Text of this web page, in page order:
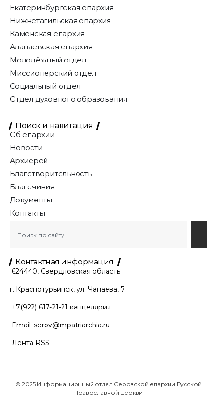
Екатеринбургская епархия
Нижнетагильская епархия
Каменская епархия
Алапаевская епархия
Молодёжный отдел
Миссионерский отдел
Социальный отдел
Отдел духовного образования
Поиск и навигация
Об епархии
Новости
Архиерей
Благотворительность
Благочиния
Документы
Контакты
Контактная информация
624440, Свердловская область
г. Краснотурьинск, ул. Чапаева, 7
+7(922) 617-21-21 канцелярия
Email: serov@mpatriarchia.ru
Лента RSS
© 2025 Информационный отдел Серовской епархии Русской
Православной Церкви